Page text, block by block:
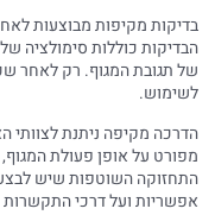
בדיקות מקיפות מבוצעות
הבדיקות כוללות סימולציה
של תגובת המגוף. רק לאחר
לשימוש.
הדרכה מקיפה ניתנת
מפורט על אופן פעולת המגוף,
התחזוקה השוטפות שיש
אפשריות ועל דרכי